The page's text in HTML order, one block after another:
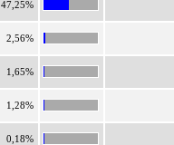
47,25%
2,56%
1,65%
1,28%
0,18%